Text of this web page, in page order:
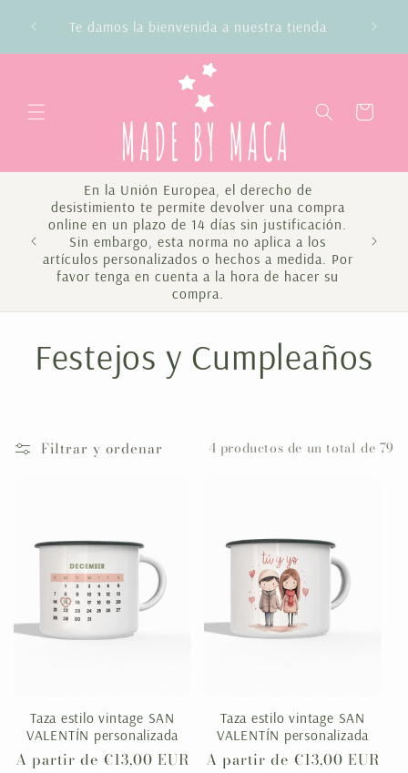
directamente
al contenidoTe damos la bienvenida a nuestra tienda
Carrito
En la Unión Europea, el derecho de
desistimiento te permite devolver una compra
online en un plazo de 14 días sin justificación.
Sin embargo, esta norma no aplica a los
artículos personalizados o hechos a medida. Por
favor tenga en cuenta a la hora de hacer su
compra.
C
l
c
i
n
:
Festejos y Cumpleaños
Filtrar y ordenar 4 productos de un total de 79
Taza estilo vintage SAN
VALENTÍN personalizada
Precio
A partir de €13,00 EUR
Taza estilo vintage SAN
VALENTÍN personalizada
Precio
A partir de €13,00 EUR